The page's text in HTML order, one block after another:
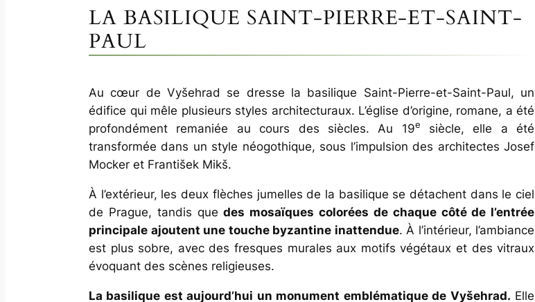
LA BASILIQUE SAINT-PIERRE-ET-SAINT-
PAUL
Au cœur de Vyšehrad se dresse la basilique Saint-Pierre-et-Saint-Paul, un
édifice qui mêle plusieurs styles architecturaux. L’église d’origine, romane, a été
profondément remaniée au cours des siècles. Au 19e
siècle, elle a été
transformée dans un style néogothique, sous l’impulsion des architectes Josef
Mocker et František Mikš.
À l’extérieur, les deux flèches jumelles de la basilique se détachent dans le ciel
de Prague, tandis quedes mosaïques colorées de chaque côté de l’entrée
principale ajoutent une touche byzantine inattendue. À l’intérieur, l’ambiance
est plus sobre, avec des fresques murales aux motifs végétaux et des vitraux
évoquant des scènes religieuses.
La basilique est aujourd’hui un monument emblématique de Vyšehrad. Elle